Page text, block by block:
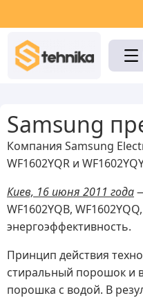
Samsung
Компания Samsung
WF1602YQR и
Киев, 16 июня 2011 года
WF1602YQB,
энергоэффективность.
Принцип действия
стиральный порошок и
порошка с водой. В